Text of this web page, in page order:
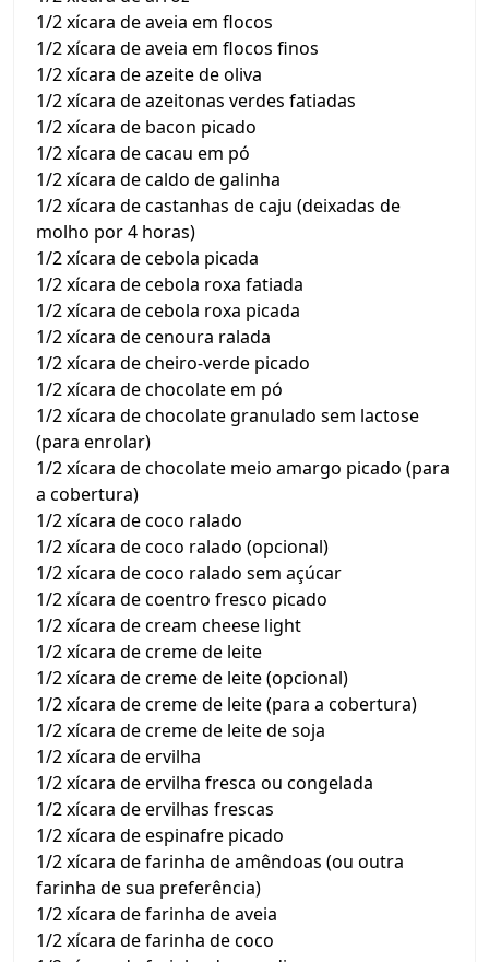
1/2 xícara de aveia em flocos
1/2 xícara de aveia em flocos finos
1/2 xícara de azeite de oliva
1/2 xícara de azeitonas verdes fatiadas
1/2 xícara de bacon picado
1/2 xícara de cacau em pó
1/2 xícara de caldo de galinha
1/2 xícara de castanhas de caju (deixadas de
molho por 4 horas)
1/2 xícara de cebola picada
1/2 xícara de cebola roxa fatiada
1/2 xícara de cebola roxa picada
1/2 xícara de cenoura ralada
1/2 xícara de cheiro-verde picado
1/2 xícara de chocolate em pó
1/2 xícara de chocolate granulado sem lactose
(para enrolar)
1/2 xícara de chocolate meio amargo picado (para
a cobertura)
1/2 xícara de coco ralado
1/2 xícara de coco ralado (opcional)
1/2 xícara de coco ralado sem açúcar
1/2 xícara de coentro fresco picado
1/2 xícara de cream cheese light
1/2 xícara de creme de leite
1/2 xícara de creme de leite (opcional)
1/2 xícara de creme de leite (para a cobertura)
1/2 xícara de creme de leite de soja
1/2 xícara de ervilha
1/2 xícara de ervilha fresca ou congelada
1/2 xícara de ervilhas frescas
1/2 xícara de espinafre picado
1/2 xícara de farinha de amêndoas (ou outra
farinha de sua preferência)
1/2 xícara de farinha de aveia
1/2 xícara de farinha de coco